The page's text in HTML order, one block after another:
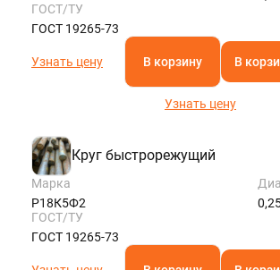
ГОСТ/ТУ
ГОСТ 19265-73
Узнать цену В корзину В
Узнать цену
Круг быстрорежущий
Марка
Р18К5Ф2
ГОСТ/ТУ
ГОСТ 19265-73